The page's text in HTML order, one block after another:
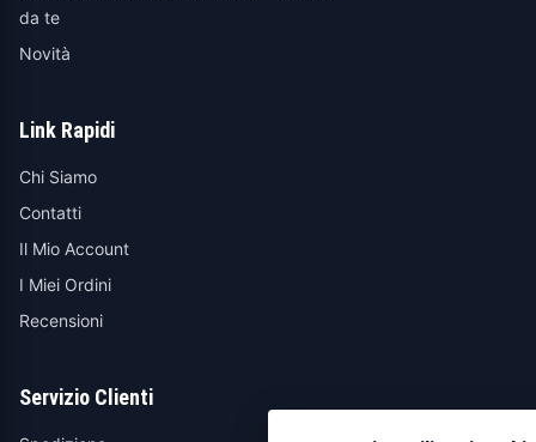
da te
Novità
Link Rapidi
Chi Siamo
Contatti
Il Mio Account
I Miei Ordini
Recensioni
Servizio Clienti